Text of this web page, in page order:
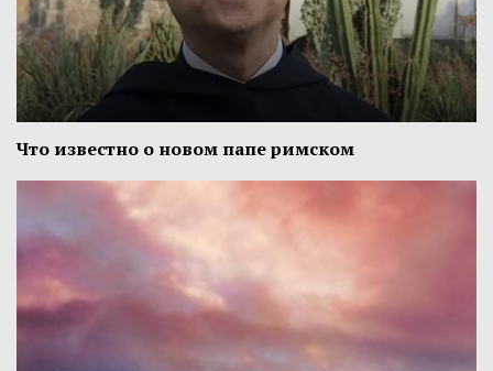
Что известно о новом папе римском